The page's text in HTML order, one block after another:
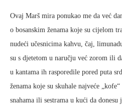
Ovaj Marš mira ponukao me da već
o bosanskim ženama koje su cijelom
nudeći učesnicima kahvu, čaj,
su s djetetom u naručju već zorom ili
u kantama ih rasporedile pored puta
ženama koje su skuhale najveće
snahama ili sestrama u kući da donesu